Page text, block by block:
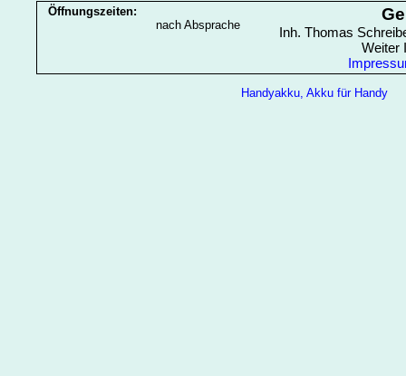
Öffnungszeiten:
nach Absprache
Inh. Thomas
Weiter
Handyakku, Akku für Handy